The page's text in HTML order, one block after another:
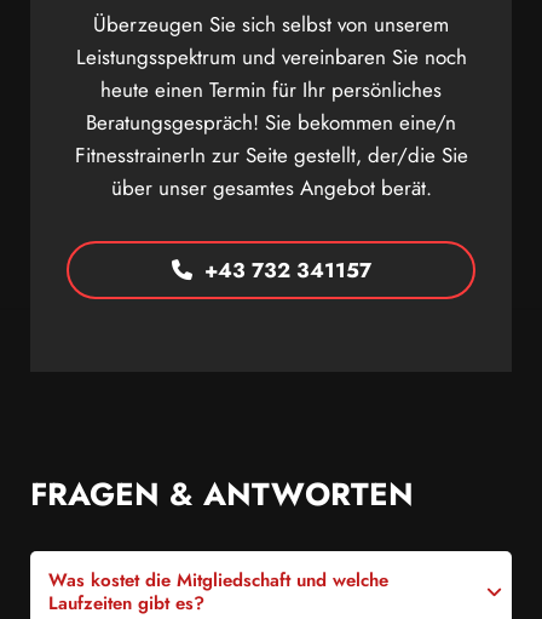
Überzeugen Sie sich selbst von unserem
Leistungsspektrum und vereinbaren Sie noch
heute einen Termin für Ihr persönliches
Beratungsgespräch! Sie bekommen eine/n
FitnesstrainerIn zur Seite gestellt, der/die Sie
über unser gesamtes Angebot berät.
+43 732 341157
FRAGEN & ANTWORTEN
Was kostet die Mitgliedschaft und welche
Laufzeiten gibt es?